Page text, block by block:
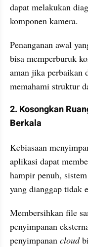
dapat melakukan
komponen kamera.
Penanganan awal
bisa memperburuk
aman jika perbaikan
memahami struktur
2. Kosongkan
Berkala
Kebiasaan
aplikasi dapat
hampir penuh,
yang dianggap tidak
Membersihkan file
penyimpanan
penyimpanan cloud